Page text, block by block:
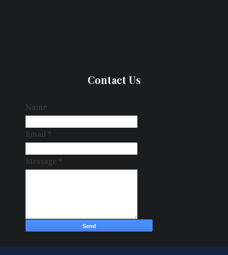
Contact Us
Name
Email *
Message *